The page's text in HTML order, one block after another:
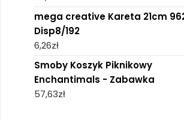
mega creative Kareta 21cm
Disp8/192
6,26zł
Smoby Koszyk Piknikowy
Enchantimals - Zabawka
57,63zł